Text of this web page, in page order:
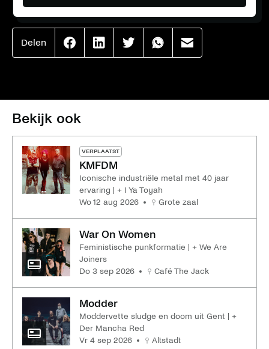
Delen
Effenaar
op
Effenaar
op
Effenaar
op
Effenaar
op
Effenaar
op
Bekijk ook
VERPLAATST
KMFDM
Iconische industriële metal met 40 jaar
ervaring | + I Ya Toyah
wo 12 aug 2026
Grote zaal
War On Women
Feministische punkformatie | + We Are
Joiners
do 3 sep 2026
Café The Jack
Modder
Moddervette sludge en doom uit Gent | +
Der Mancha Red
vr 4 sep 2026
Altstadt